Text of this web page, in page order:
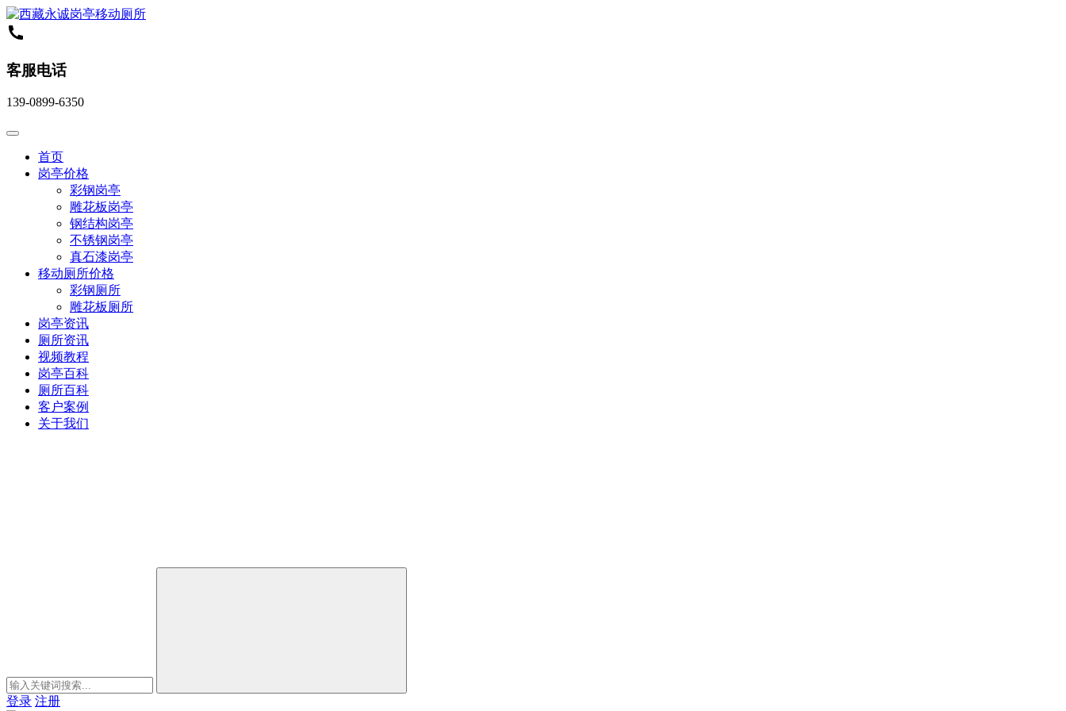
客服电话
139-0899-6350
首页
岗亭价格
彩钢岗亭
雕花板岗亭
钢结构岗亭
不锈钢岗亭
真石漆岗亭
移动厕所价格
彩钢厕所
雕花板厕所
岗亭资讯
厕所资讯
视频教程
岗亭百科
厕所百科
客户案例
关于我们
登录 注册